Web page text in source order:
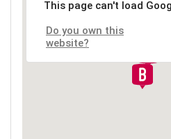
This page can't load
Do you own this
website?